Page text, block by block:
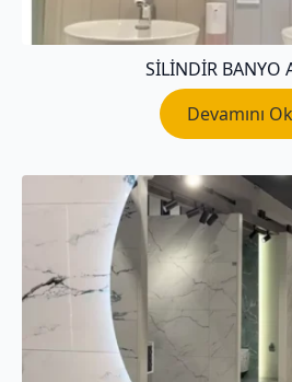
SILINDIR BANYO
Devamını